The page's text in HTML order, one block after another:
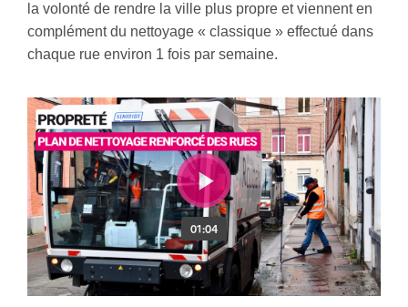
la volonté de rendre la ville plus propre et viennent en
complément du nettoyage « classique » effectué dans
chaque rue environ 1 fois par semaine.